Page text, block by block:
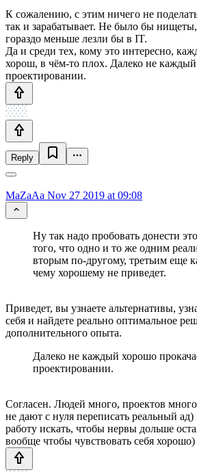
К сожалению, с этим ничего не
так и зарабатывает. Не было бы
гораздо меньше лезли бы в IT.
Да и среди тех, кому это интересно,
хорош, в чём-то плох. Далеко не каждый
проектировании.
Reply
MaZaAa Nov 27 2019 at 09:08
Ну так надо пробовать донести
того, что одно и то же одним
вторым по-другому, третьим еще
чему хорошему не приведет.
Приведет, вы узнаете альтернативы,
себя и найдете реально оптимальное
дополнительного опыта.
Далеко не каждый хорошо
проектировании.
Согласен. Людей много, проектов
не дают с нуля переписать реальный
работу искать, чтобы нервы дольше
вообще чтобы чувствовать себя хорошо)